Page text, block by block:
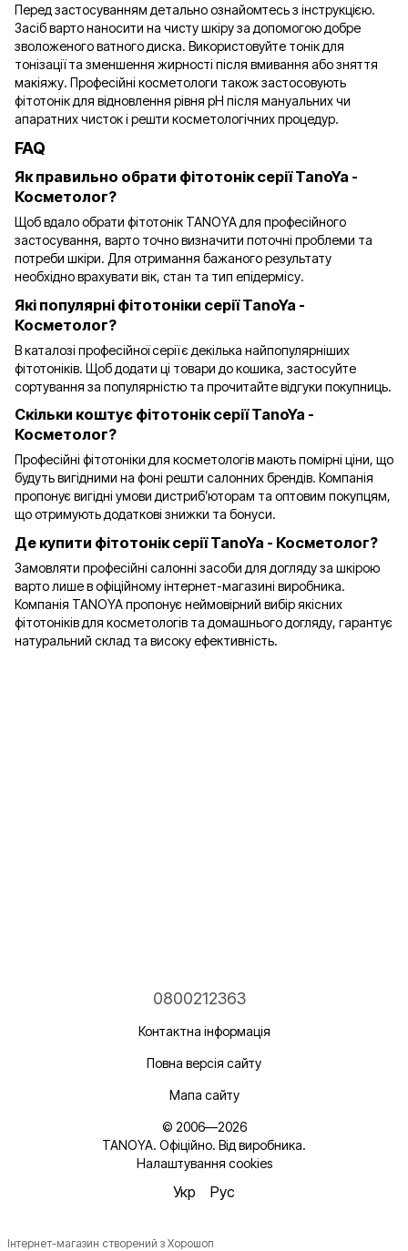
Перед застосуванням детально ознайомтесь з інструкцією.
Засіб варто наносити на чисту шкіру за допомогою добре
зволоженого ватного диска. Використовуйте тонік для
тонізації та зменшення жирності після вмивання або зняття
макіяжу. Професійні косметологи також застосовують
фітотонік для відновлення рівня рН після мануальних чи
апаратних чисток і решти косметологічних процедур.
FAQ
Як правильно обрати фітотонік серії TanoYa -
Косметолог?
Щоб вдало обрати фітотонік TANOYA для професійного
застосування, варто точно визначити поточні проблеми та
потреби шкіри. Для отримання бажаного результату
необхідно врахувати вік, стан та тип епідермісу.
Які популярні фітотоніки серії TanoYa -
Косметолог?
В каталозі професійної серії є декілька найпопулярніших
фітотоніків. Щоб додати ці товари до кошика, застосуйте
сортування за популярністю та прочитайте відгуки покупниць.
Скільки коштує фітотонік серії TanoYa -
Косметолог?
Професійні фітотоніки для косметологів мають помірні ціни, що
будуть вигідними на фоні решти салонних брендів. Компанія
пропонує вигідні умови дистриб’юторам та оптовим покупцям,
що отримують додаткові знижки та бонуси.
Де купити фітотонік серії TanoYa - Косметолог?
Замовляти професійні салонні засоби для догляду за шкірою
варто лише в офіційному інтернет-магазині виробника.
Компанія TANOYA пропонує неймовірний вибір якісних
фітотоніків для косметологів та домашнього догляду, гарантує
натуральний склад та високу ефективність.
0800212363
Контактна інформація
Повна версія сайту
Мапа сайту
© 2006—2026
TANOYA. Офіційно. Від виробника.
Налаштування cookies
Укр Рус
Інтернет-магазин створений з Хорошоп